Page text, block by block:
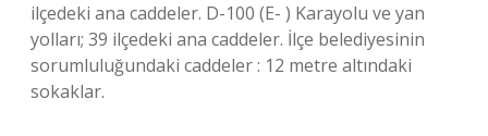
ilçedeki ana caddeler. D-100 (E- ) Karayolu ve yan
yolları; 39 ilçedeki ana caddeler. İlçe belediyesinin
sorumluluğundaki caddeler : 12 metre altındaki
sokaklar.